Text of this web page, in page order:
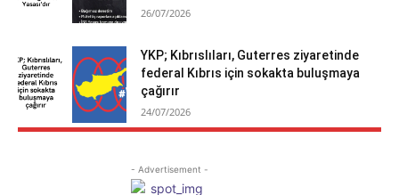
26/07/2026
YKP; Kıbrıslıları, Guterres ziyaretinde
federal Kıbrıs için sokakta buluşmaya
çağırır
24/07/2026
- Advertisement -